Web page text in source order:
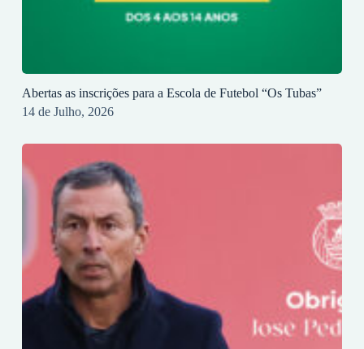
Abertas as inscrições para a Escola de Futebol “Os Tubas”
14 de Julho, 2026